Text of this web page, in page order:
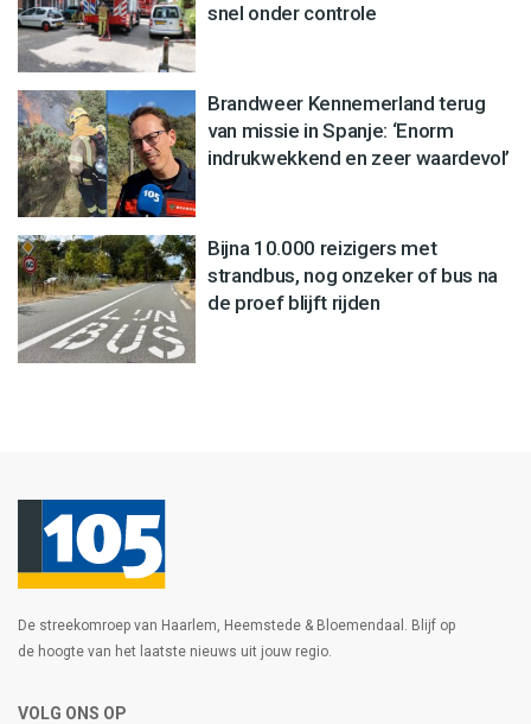
snel onder controle
Brandweer Kennemerland terug
van missie in Spanje: ‘Enorm
indrukwekkend en zeer waardevol’
Bijna 10.000 reizigers met
strandbus, nog onzeker of bus na
de proef blijft rijden
De streekomroep van Haarlem, Heemstede & Bloemendaal. Blijf op
de hoogte van het laatste nieuws uit jouw regio.
VOLG ONS OP